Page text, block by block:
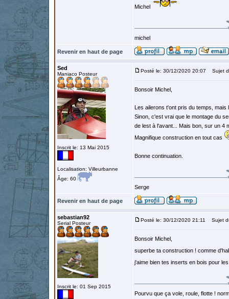
Michel
michel
Revenir en haut de page
Sed
Maniaco Posteur
Inscrit le: 13 Mai 2015
Localisation: Villeurbanne
Âge: 60
Posté le: 30/12/2020 20:07 Sujet
Bonsoir Michel,
Les ailerons t'ont pris du temps,
Sinon, c'est vrai que le montage du
de lest à l'avant... Mais bon, sur un 4
Magnifique construction en tout cas
Bonne continuation.
Serge
Revenir en haut de page
sebastian92
Serial Posteur
Inscrit le: 01 Sep 2015
Posté le: 30/12/2020 21:11 Sujet
Bonsoir Michel,
superbe ta construction ! comme
j'aime bien tes inserts en bois pour
Pourvu que ça vole, roule, flotte !